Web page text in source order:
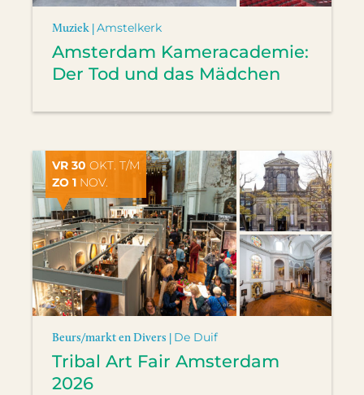
Muziek |Amstelkerk
Amsterdam Kameracademie:
Der Tod und das Mädchen
VR 30 OKT. T/M
ZO 1 NOV.
Beurs/markt en Divers | De Duif
Tribal Art Fair Amsterdam
2026